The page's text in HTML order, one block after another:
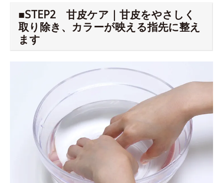
■STEP2 甘皮ケア｜甘皮をやさしく
取り除き、カラーが映える指先に整え
ます